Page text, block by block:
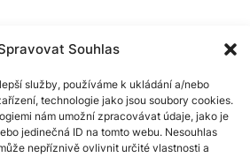
Souhlas
služby, používáme k ukládání a/nebo
technologie jako jsou soubory cookies.
nám umožní zpracovávat údaje, jako je
jedinečná ID na tomto webu. Nesouhlas
nepříznivě ovlivnit určité vlastnosti a
Soukromí